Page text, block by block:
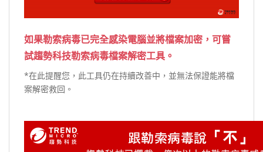
如果勒索病毒已完全感染電腦並將檔案加密，可嘗
試趨勢科技勒索病毒檔案解密工具 。
*在此提醒您，此工具仍在持續改善中，並無法保證能將檔
案解密救回。